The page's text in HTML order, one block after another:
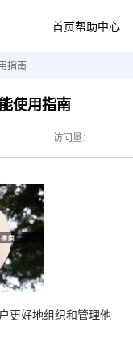
首页帮助中心
指南
使用指南
访问量：
更好地组织和管理他